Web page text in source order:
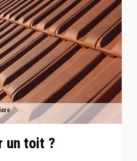
un toit ?